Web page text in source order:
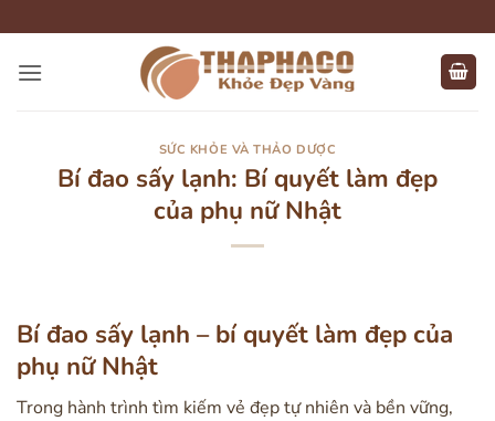
qua
nội
SỨC KHỎE VÀ THẢO DƯỢC
Bí đao sấy lạnh: Bí quyết làm đẹp
của phụ nữ Nhật
Bí đao sấy lạnh – bí quyết làm đẹp của
phụ nữ Nhật
Trong hành trình tìm kiếm vẻ đẹp tự nhiên và bền vững,